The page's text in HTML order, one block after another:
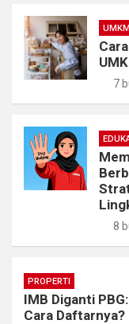
UMKM
7
8
PROPERTI
IMB Diganti
Cara Daftarnya?